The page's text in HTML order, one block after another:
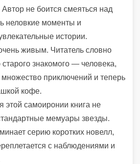
не боится смеяться над
неловкие моменты и
истории.
живым. Читатель словно
знакомого — человека,
приключений и теперь
кофе.
этой самоиронии книга не
мемуары звезды.
серию коротких новелл,
с наблюдениями и